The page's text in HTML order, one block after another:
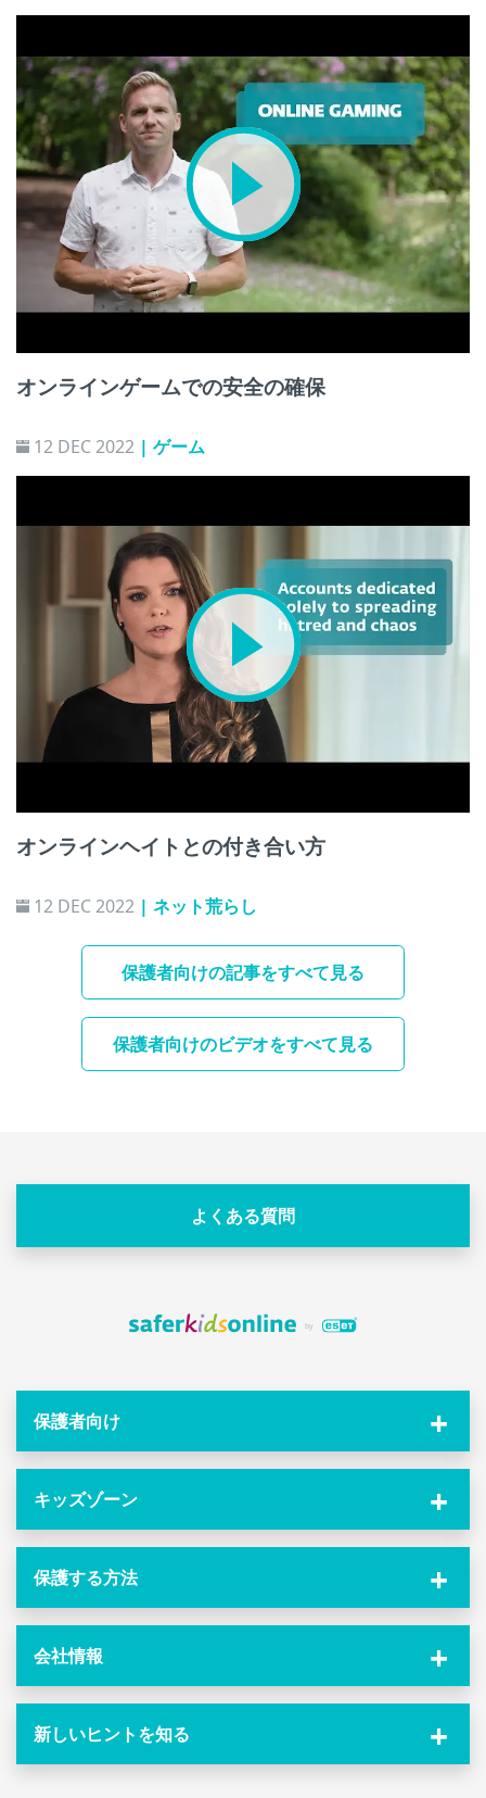
オンラインゲームでの安全の確保
12 DEC 2022 | ゲーム
オンラインヘイトとの付き合い方
12 DEC 2022 | ネット荒らし
保護者向けの記事をすべて見る
保護者向けのビデオをすべて見る
よくある質問
保護者向け
キッズゾーン
保護する方法
会社情報
新しいヒントを知る